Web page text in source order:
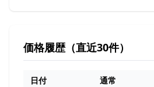
価格履歴（直近30件）
日付 通常